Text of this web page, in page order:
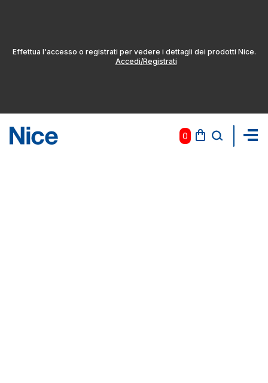
Effettua l'accesso o registrati per vedere i dettagli dei prodotti Nice.
Accedi/Registrati
0